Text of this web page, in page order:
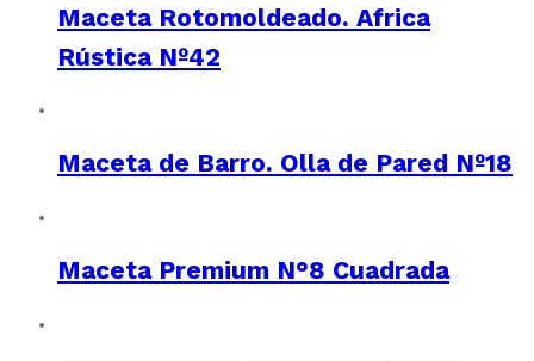
Maceta Rotomoldeado. Africa
Rústica Nº42
Maceta de Barro. Olla de Pared Nº18
Maceta Premium N°8 Cuadrada